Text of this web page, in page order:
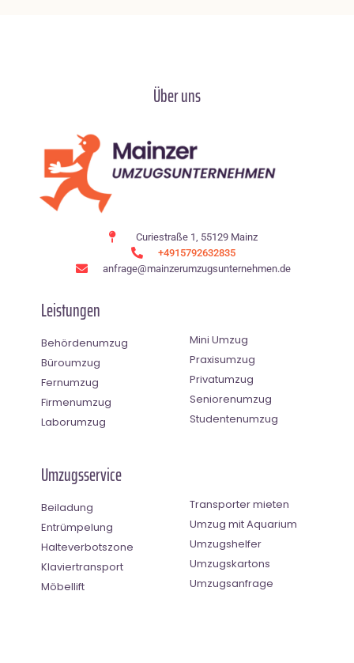
Über uns
Curiestraße 1, 55129 Mainz
+4915792632835
anfrage@mainzerumzugsunternehmen.de
Leistungen
Behördenumzug
Büroumzug
Fernumzug
Firmenumzug
Laborumzug
Mini Umzug
Praxisumzug
Privatumzug
Seniorenumzug
Studentenumzug
Umzugsservice
Beiladung
Entrümpelung
Halteverbotszone
Klaviertransport
Möbellift
Transporter mieten
Umzug mit Aquarium
Umzugshelfer
Umzugskartons
Umzugsanfrage